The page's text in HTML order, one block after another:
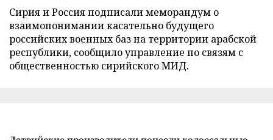
Сирия и Россия подписали меморандум о
взаимопонимании касательно будущего
российских военных баз на территории арабской
республики, сообщило управление по связям с
общественностью сирийского МИД.